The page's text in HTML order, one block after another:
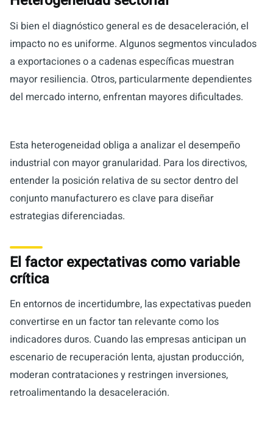
Si bien el diagnóstico general es de desaceleración, el
impacto no es uniforme. Algunos segmentos vinculados
a exportaciones o a cadenas específicas muestran
mayor resiliencia. Otros, particularmente dependientes
del mercado interno, enfrentan mayores dificultades.
Esta heterogeneidad obliga a analizar el desempeño
industrial con mayor granularidad. Para los directivos,
entender la posición relativa de su sector dentro del
conjunto manufacturero es clave para diseñar
estrategias diferenciadas.
El factor expectativas como variable
crítica
En entornos de incertidumbre, las expectativas pueden
convertirse en un factor tan relevante como los
indicadores duros. Cuando las empresas anticipan un
escenario de recuperación lenta, ajustan producción,
moderan contrataciones y restringen inversiones,
retroalimentando la desaceleración.